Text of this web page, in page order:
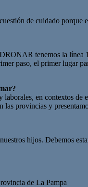
de cuidado
tenemos la
paso, el primer lugar
en contextos
provincias y
hijos. Debemos
de La Pampa